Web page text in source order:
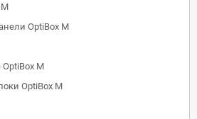
OptiBox M
M
OptiBox M